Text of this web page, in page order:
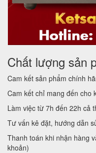
Chất lượng sản
Cam kết sản phẩm chính
Cam kết chỉ mang đến cho
Làm việc từ 7h đến 22h cả
Tư vấn kê đặt, hướng dẫn
Thanh toán khi nhận hàng
khoản)